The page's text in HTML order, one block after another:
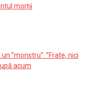
morții
”monstru”: ”Frate, nici
acum